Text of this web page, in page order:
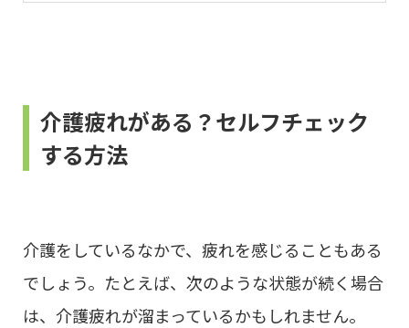
介護疲れがある？セルフチェック
する方法
介護をしているなかで、疲れを感じることもある
でしょう。たとえば、次のような状態が続く場合
は、介護疲れが溜まっているかもしれません。